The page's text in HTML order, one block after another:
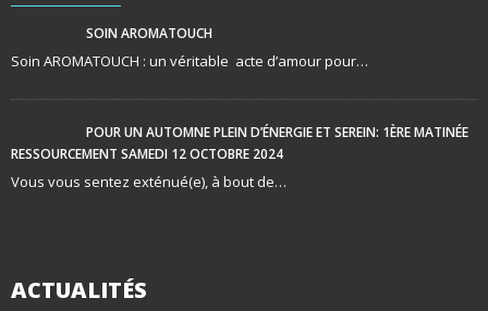
SOIN AROMATOUCH
Soin AROMATOUCH : un véritable acte d’amour pour…
POUR UN AUTOMNE PLEIN D’ÉNERGIE ET SEREIN: 1ÈRE MATINÉE
RESSOURCEMENT SAMEDI 12 OCTOBRE 2024
Vous vous sentez exténué(e), à bout de…
ACTUALITÉS